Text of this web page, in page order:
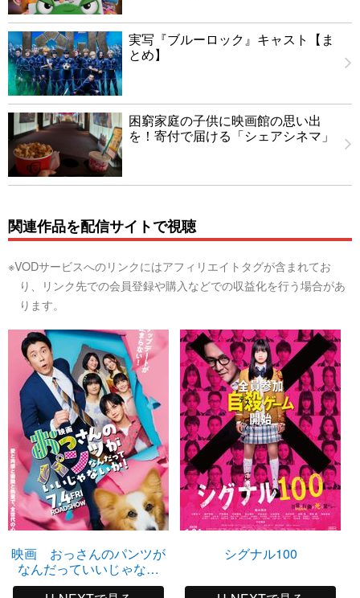
実写『ブルーロック』キャスト【ま
とめ】
困窮家庭の子供に映画館の思い出
を！寄付で届ける「シェアシネマ」
関連作品を配信サイトで視聴
※VODサービスへのリンクにはアフィリエイトタグが含まれてお
り、リンク先での会員登録や購入などでの収益化を行う場合があ
ります。
映画 おっさんのパンツが
なんだっていいじゃない
か！
シグナル100